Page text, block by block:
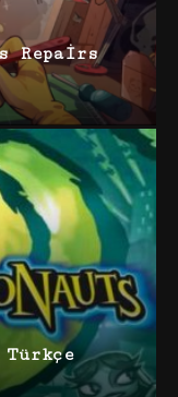
Repairs